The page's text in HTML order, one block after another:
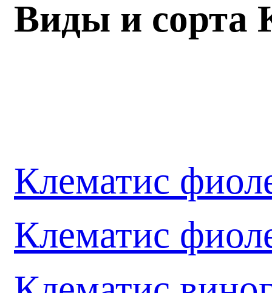
Виды и сорта
Клематис
Клематис